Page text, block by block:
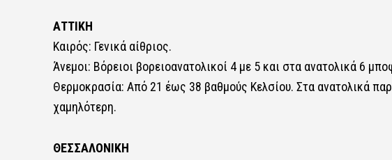
ΑΤΤΙΚΗ
Καιρός: Γενικά αίθριος.
Άνεμοι: Βόρειοι βορειοανατολικοί 4 με 5 και στα ανατολικά 6
Θερμοκρασία: Από 21 έως 38 βαθμούς Κελσίου. Στα ανατολικά
χαμηλότερη.
ΘΕΣΣΑΛΟΝΙΚΗ